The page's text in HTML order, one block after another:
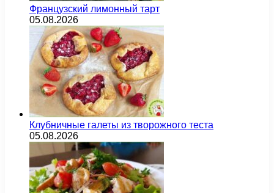
Французский лимонный тарт
05.08.2026
Клубничные галеты из творожного теста
05.08.2026